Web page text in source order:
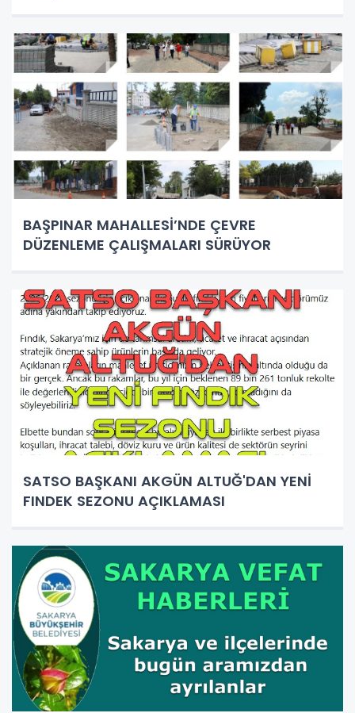
BAŞPINAR MAHALLESİ’NDE ÇEVRE
DÜZENLEME ÇALIŞMALARI SÜRÜYOR
SATSO BAŞKANI AKGÜN ALTUĞ'DAN YENİ
FINDEK SEZONU AÇIKLAMASI